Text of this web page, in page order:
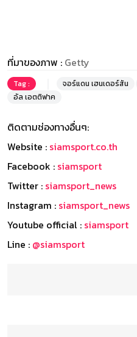
ที่มาของภาพ : Getty
Tag : จอร์แดน เฮนเดอร์สัน
อัล เอตติฟาค
ติดตามช่องทางอื่นๆ:
Website : siamsport.co.th
Facebook : siamsport
Twitter : siamsport_news
Instagram : siamsport_news
Youtube official : siamsport
Line : @siamsport